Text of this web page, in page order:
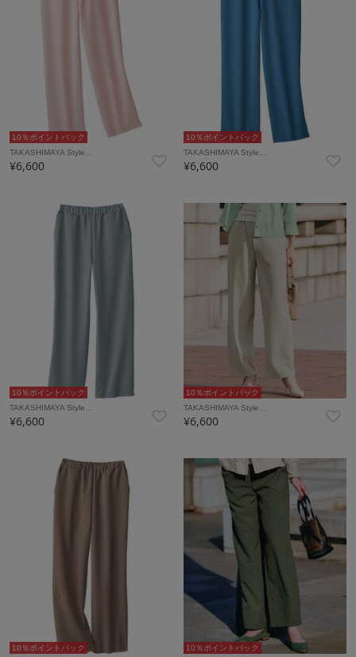
10％ポイントバック
TAKASHIMAYA Style…
¥6,600
10％ポイントバック
TAKASHIMAYA Style…
¥6,600
10％ポイントバック
TAKASHIMAYA Style…
¥6,600
10％ポイントバック
TAKASHIMAYA Style…
¥6,600
10％ポイントバック
10％ポイントバック